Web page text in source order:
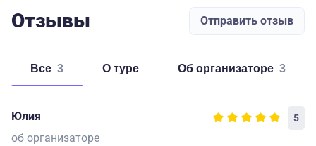
Отзывы Отправить отзыв
Все 3 о туре об организаторе 3
Юлия 5
об организаторе